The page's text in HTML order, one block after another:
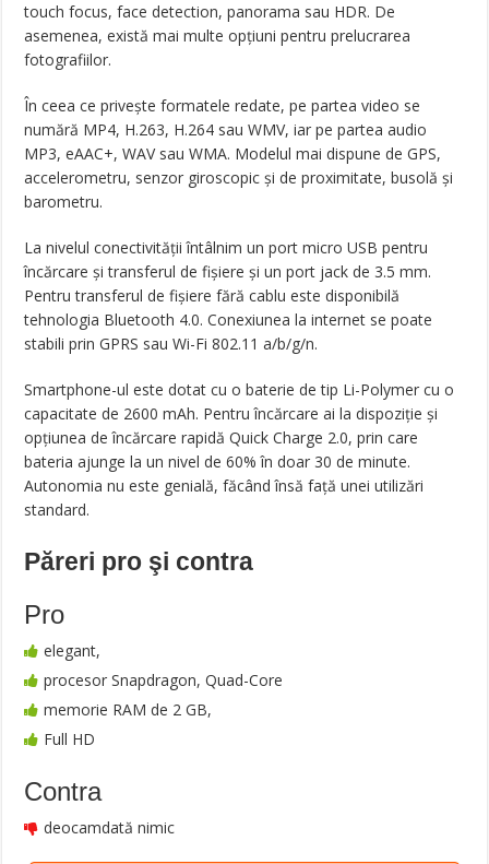
touch focus, face detection, panorama sau HDR. De
asemenea, există mai multe opțiuni pentru prelucrarea
fotografiilor.
În ceea ce privește formatele redate, pe partea video se
numără MP4, H.263, H.264 sau WMV, iar pe partea audio
MP3, eAAC+, WAV sau WMA. Modelul mai dispune de GPS,
accelerometru, senzor giroscopic și de proximitate, busolă și
barometru.
La nivelul conectivității întâlnim un port micro USB pentru
încărcare și transferul de fișiere și un port jack de 3.5 mm.
Pentru transferul de fișiere fără cablu este disponibilă
tehnologia Bluetooth 4.0. Conexiunea la internet se poate
stabili prin GPRS sau Wi-Fi 802.11 a/b/g/n.
Smartphone-ul este dotat cu o baterie de tip Li-Polymer cu o
capacitate de 2600 mAh. Pentru încărcare ai la dispoziție și
opțiunea de încărcare rapidă Quick Charge 2.0, prin care
bateria ajunge la un nivel de 60% în doar 30 de minute.
Autonomia nu este genială, făcând însă față unei utilizări
standard.
Păreri pro şi contra
Pro
elegant,
procesor Snapdragon, Quad-Core
memorie RAM de 2 GB,
Full HD
Contra
deocamdată nimic